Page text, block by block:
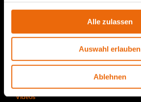
Alle zulassen
Auswahl erlauben
Ablehnen
Über uns
Die Arbeitsweise von Tana
Videos